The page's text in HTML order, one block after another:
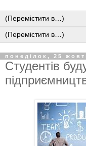
понеділок, 25
Студентів